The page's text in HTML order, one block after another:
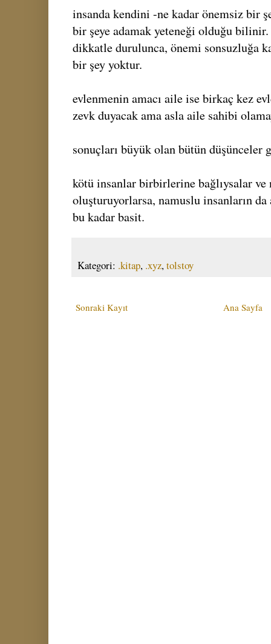
insanda kendini -ne kadar önemsiz bir
bir şeye adamak yeteneği olduğu
dikkatle durulunca, önemi sonsuzluğa
bir şey yoktur.
evlenmenin amacı aile ise birkaç kez
zevk duyacak ama asla aile sahibi
sonuçları büyük olan bütün
kötü insanlar birbirlerine bağlıysalar ve
oluşturuyorlarsa, namuslu insanların da
bu kadar basit.
Kategori: .kitap, .xyz,tolstoy
Sonraki Kayıt Ana Sayfa